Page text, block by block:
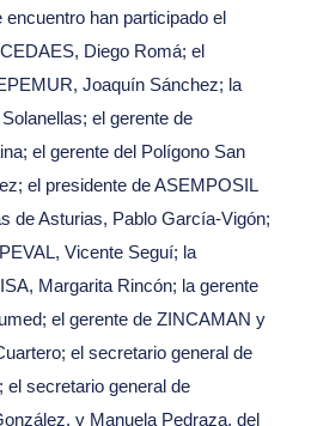
han participado el
Diego Romá; el
Joaquín Sánchez; la
el gerente de
el gerente del Polígono San
el presidente de ASEMPOSIL
de Asturias, Pablo García-Vigón;
Vicente Seguí; la
Margarita Rincón; la gerente
el gerente de ZINCAMAN y
el secretario general de
secretario general de
y Manuela Pedraza, del